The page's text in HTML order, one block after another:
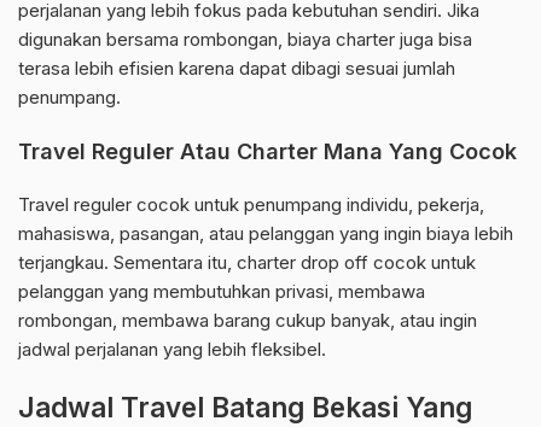
perjalanan yang lebih fokus pada kebutuhan sendiri. Jika
digunakan bersama rombongan, biaya charter juga bisa
terasa lebih efisien karena dapat dibagi sesuai jumlah
penumpang.
Travel Reguler Atau Charter Mana Yang Cocok
Travel reguler cocok untuk penumpang individu, pekerja,
mahasiswa, pasangan, atau pelanggan yang ingin biaya lebih
terjangkau. Sementara itu, charter drop off cocok untuk
pelanggan yang membutuhkan privasi, membawa
rombongan, membawa barang cukup banyak, atau ingin
jadwal perjalanan yang lebih fleksibel.
Jadwal Travel Batang Bekasi Yang